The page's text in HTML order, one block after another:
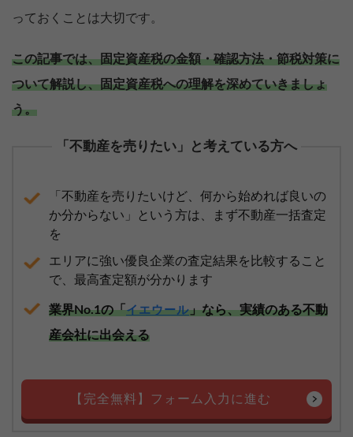
っておくことは大切です。
この記事では、固定資産税の金額・確認方法・節税対策に
ついて解説し、固定資産税への理解を深めていきましょ
う。
「不動産を売りたい」と考えている方へ
「不動産を売りたいけど、何から始めれば良いの
か分からない」という方は、まず不動産一括査定
を
エリアに強い優良企業の査定結果を比較すること
で、最高査定額が分かります
業界No.1の「イエウール」なら、実績のある不動
産会社に出会える
【完全無料】フォーム入力に進む